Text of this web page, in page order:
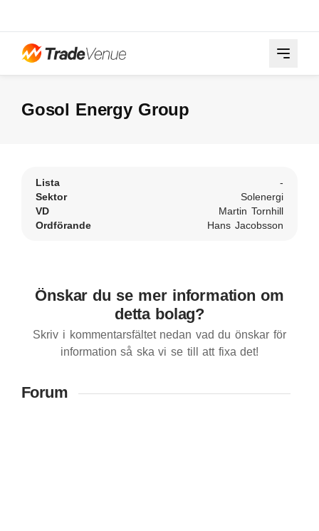
Gosol Energy Group
Lista
-
Sektor
Solenergi
VD
Martin Tornhill
Ordförande
Hans Jacobsson
Önskar du se mer information om
detta bolag?
Skriv i kommentarsfältet nedan vad du önskar för
information så ska vi se till att fixa det!
Forum